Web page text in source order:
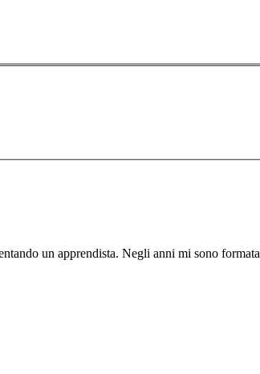
un apprendista. Negli anni mi sono